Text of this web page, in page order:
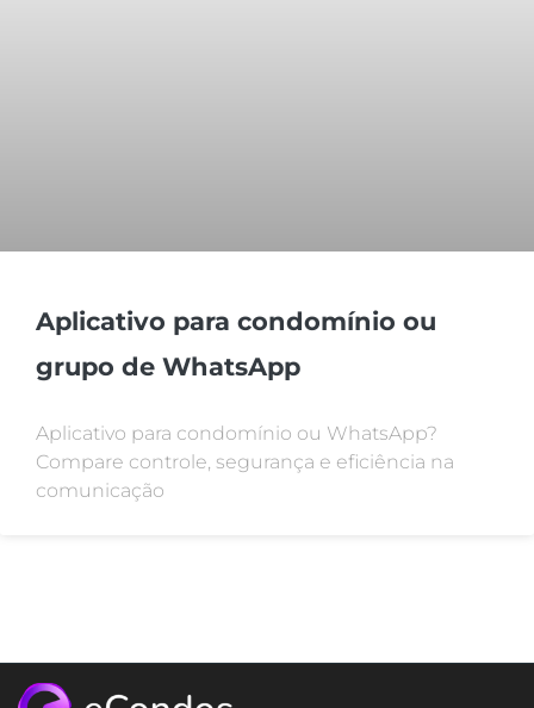
Aplicativo para condomínio ou
grupo de WhatsApp
Aplicativo para condomínio ou WhatsApp?
Compare controle, segurança e eficiência na
comunicação